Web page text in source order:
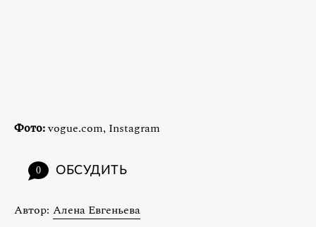
Фото:vogue.com, Instagram
0 ОБСУДИТЬ
Автор: Алена Евгеньева